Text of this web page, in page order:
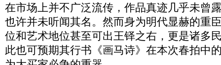
在市场上并不广泛流传，作品真迹几乎未曾
也许并未听闻其名。然而身为明代显赫的重
位和艺术地位甚至可出王铎之右，更是诸多
此也可预期其行书《画马诗》在本次春拍中